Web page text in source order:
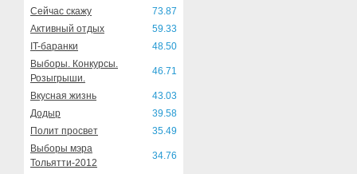
Сейчас скажу
73.87
Активный отдых
59.33
IT-баранки
48.50
Выборы. Конкурсы.
Розыгрыши.
46.71
Вкусная жизнь
43.03
Додыр
39.58
Полит просвет
35.49
Выборы мэра
Тольятти-2012
34.76